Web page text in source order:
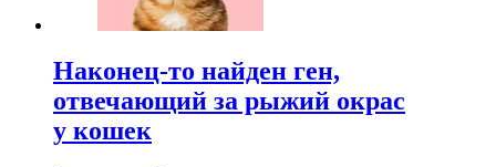
Наконец-то найден ген,
отвечающий за рыжий окрас
у кошек